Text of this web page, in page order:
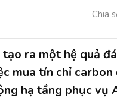
Chia
ra một hệ quả
mua tín chỉ carbon
hạ tầng phục vụ